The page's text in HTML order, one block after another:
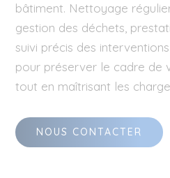
bâtiment. Nettoyage
gestion des déchets,
suivi précis des
pour préserver le cadre de
tout en maîtrisant les
NOUS CONTACTER